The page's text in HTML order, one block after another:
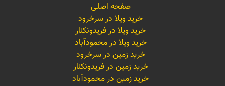
صفحه اصلی
خرید ویلا در سرخرود
خرید ویلا در فریدونکنار
خرید ویلا در محمودآباد
خرید زمین در سرخرود
خرید زمین در فریدونکنار
خرید زمین در محمودآباد